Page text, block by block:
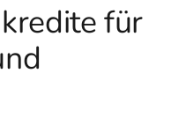
für